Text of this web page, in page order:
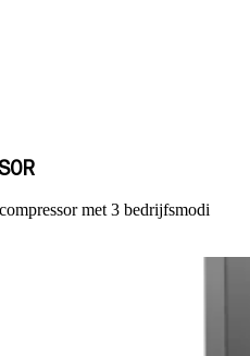
met 3 bedrijfsmodi